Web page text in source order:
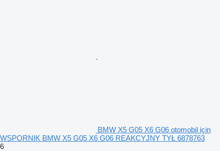
BMW X5 G05 X6 G06 otomobil için
WSPORNIK BMW X5 G05 X6 G06 REAKCYJNY TYŁ 6878763
6